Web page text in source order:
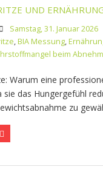
UND
Samstag, 31. Januar 2026
,BIA Messung,
beim
Warum eine
sie das Hungergefühl
zu